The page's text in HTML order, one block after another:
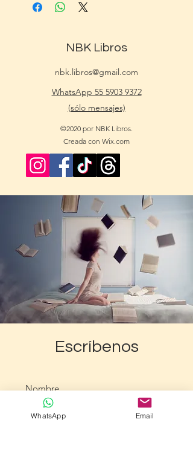
NBK Libros
nbk.libros@gmail.com
WhatsApp 55 5903 9372
(sólo mensajes)
©2020 por NBK Libros.
Creada con Wix.com
Escríbenos
WhatsApp Email